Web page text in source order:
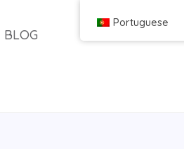
BLOG
Portuguese